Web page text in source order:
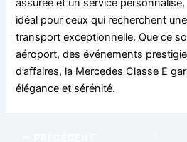
assurée et un service
idéal pour ceux qui recherchent
transport exceptionnelle. Que ce
aéroport, des événements
d’affaires, la Mercedes Classe E
élégance et sérénité.